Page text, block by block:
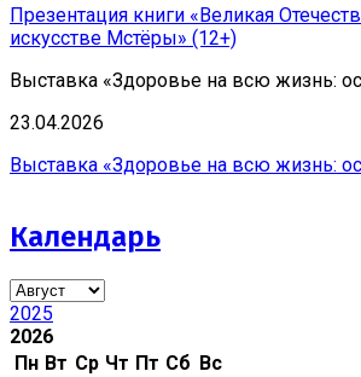
Презентация книги «Великая
искусстве Мстёры» (12+)
Выставка «Здоровье на всю жизнь:
23.04.2026
Выставка «Здоровье на всю жизнь:
Календарь
2025
2026
Пн Вт Ср Чт Пт Сб Вс